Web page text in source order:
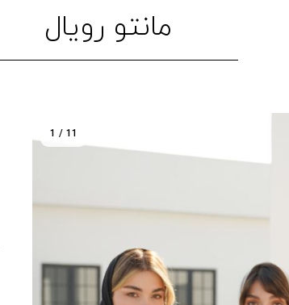
مانتو رویال
1 / 11